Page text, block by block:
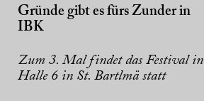
Gründe gibt es fürs Zunder in
IBK
Zum 3. Mal findet das Festival in
Halle 6 in St. Bartlmä statt